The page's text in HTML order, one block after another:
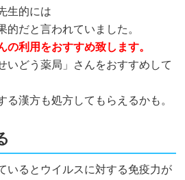
生的には
的だと言われていました。
利用をおすすめ致します。
いどう薬局」さんをおすすめして
漢方も処方してもらえるかも。
いるとウイルスに対する免疫力が